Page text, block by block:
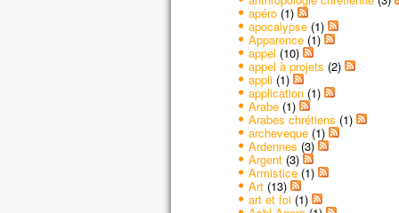
apéro(1)
apocalypse(1)
Apparence(1)
appel (10)
appel à projets (2)
appli(1)
application(1)
Arabe(1)
Arabes chrétiens (1)
archeveque(1)
Ardennes (3)
Argent(3)
Armistice(1)
Art(13)
art et foi(1)